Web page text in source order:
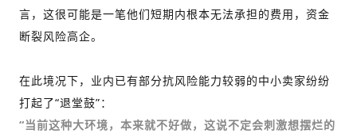
言，这很可能是一笔他们短期内根本无法承担的费用，资金
断裂风险高企。
在此境况下，业内已有部分抗风险能力较弱的中小卖家纷纷
打起了“退堂鼓”：
“当前这种大环境，本来就不好做，这说不定会刺激想摆烂的